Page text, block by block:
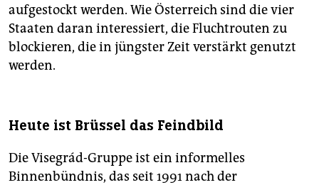
aufgestockt werden. Wie Österreich sind die vier
Staaten daran interessiert, die Fluchtrouten zu
blockieren, die in jüngster Zeit verstärkt genutzt
werden.
Heute ist Brüssel das Feindbild
Die Visegrád-Gruppe ist ein informelles
Binnenbündnis, das seit 1991 nach der